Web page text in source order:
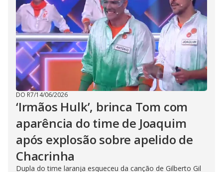
DO R7/14/06/2026
‘Irmãos Hulk’, brinca Tom com
aparência do time de Joaquim
após explosão sobre apelido de
Chacrinha
Dupla do time laranja esqueceu da canção de Gilberto Gil